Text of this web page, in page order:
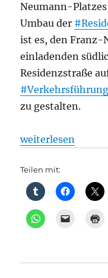
Neumann-
Umbau der
ist es, den Franz-
einladenden
Residenzstraße
#Verkehrsführung
zu gestalten.
„Modernisierung
weiterlesen
Teilen mit: